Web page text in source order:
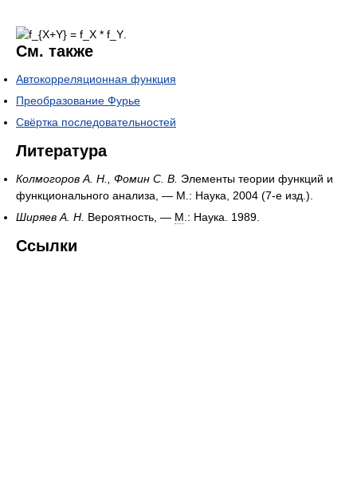
См. также
Автокорреляционная функция
Преобразование Фурье
Свёртка последовательностей
Литература
Колмогоров А. Н., Фомин С. В. Элементы теории функций и
функционального анализа, — М.: Наука, 2004 (7-е изд.).
Ширяев А. Н. Вероятность, — М .: Наука. 1989.
Ссылки